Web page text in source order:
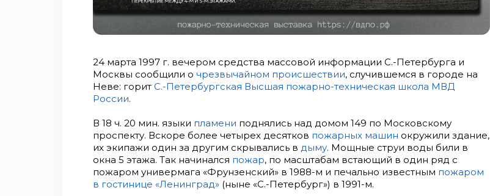
24 марта 1997 г. вечером средства массовой информации С.-Петербурга и
Москвы сообщили о чрезвычайном происшествии, случившемся в городе на
Неве: горит С.-Петербургская Высшая пожарно-техническая школа МВД
России.
В 18 ч. 20 мин. языки пламени поднялись над домом 149 по Московскому
проспекту. Вскоре более четырех десятков пожарных машин окружили здание,
их экипажи один за другим скрывались в дыму. Мощные струи воды били в
окна 5 этажа. Так начинался пожар, по масштабам встающий в один ряд с
пожаром универмага «Фрунзенский» в 1988-м и печально известным пожаром
в гостинице «Ленинград» (ныне «С.-Петербург») в 1991-м.